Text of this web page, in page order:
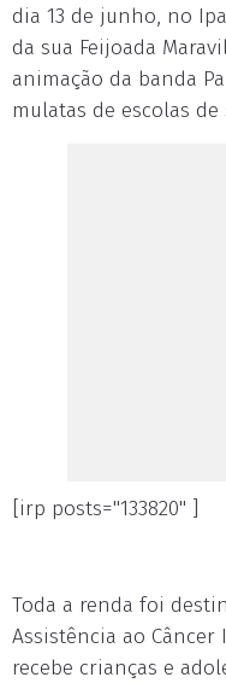
dia 13 de junho, no
da sua Feijoada
animação da banda
mulatas de escolas de
[irp posts="133820" ]
Toda a renda foi
Assistência ao Câncer
recebe crianças e